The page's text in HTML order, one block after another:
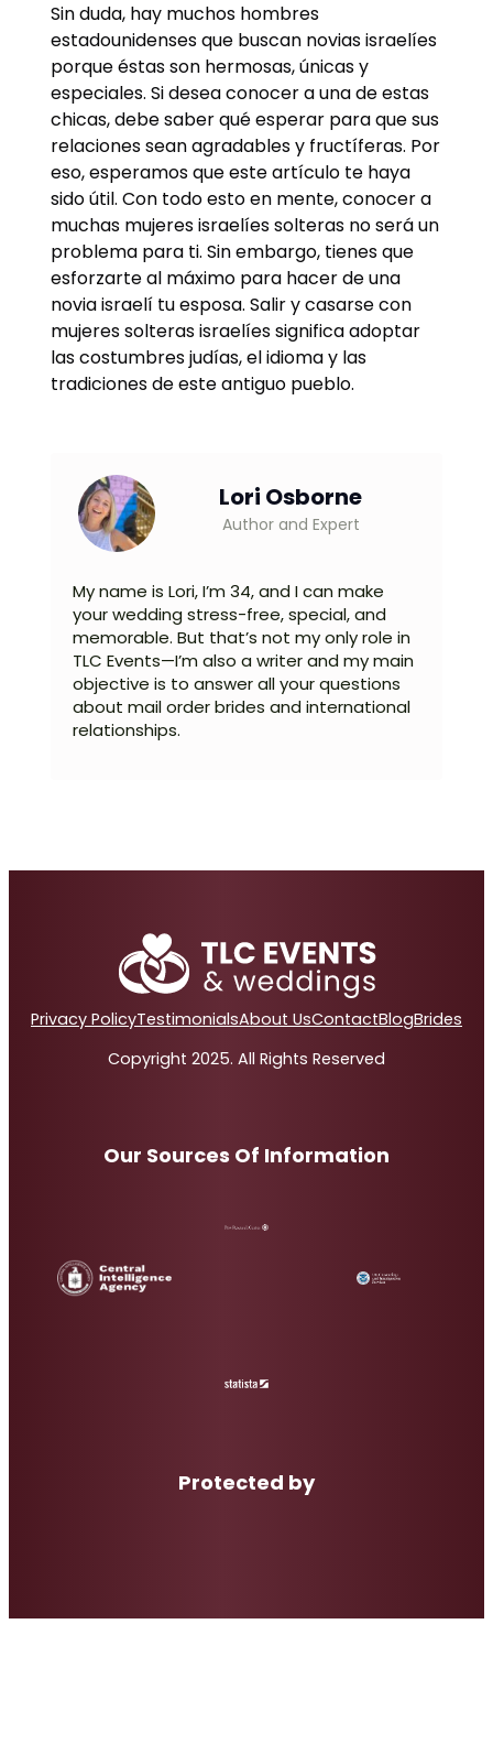
Sin duda, hay muchos hombres
estadounidenses que buscan novias israelíes
porque éstas son hermosas, únicas y
especiales. Si desea conocer a una de estas
chicas, debe saber qué esperar para que sus
relaciones sean agradables y fructíferas. Por
eso, esperamos que este artículo te haya
sido útil. Con todo esto en mente, conocer a
muchas mujeres israelíes solteras no será un
problema para ti. Sin embargo, tienes que
esforzarte al máximo para hacer de una
novia israelí tu esposa. Salir y casarse con
mujeres solteras israelíes significa adoptar
las costumbres judías, el idioma y las
tradiciones de este antiguo pueblo.
Lori Osborne
Author and Expert
My name is Lori, I’m 34, and I can make
your wedding stress-free, special, and
memorable. But that’s not my only role in
TLC Events—I’m also a writer and my main
objective is to answer all your questions
about mail order brides and international
relationships.
Privacy PolicyTestimonialsAbout UsContactBlogBrides
Copyright 2025. All Rights Reserved
Our Sources Of Information
Protected by